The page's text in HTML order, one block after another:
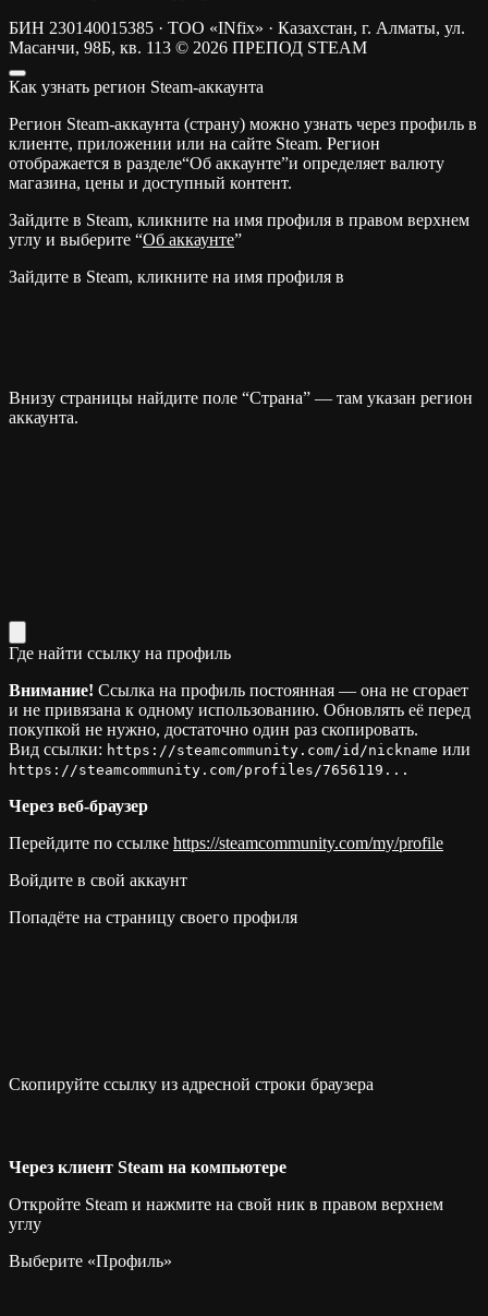
БИН 230140015385 · ТОО «INfix» · Казахстан, г. Алматы, ул.
Масанчи, 98Б, кв. 113 © 2026 ПРЕПОД STEAM
Как узнать регион Steam-аккаунта
Регион Steam-аккаунта (страну) можно узнать через профиль в
клиенте, приложении или на сайте Steam. Регион
отображается в разделе“Об аккаунте”и определяет валюту
магазина, цены и доступный контент.
Зайдите в Steam, кликните на имя профиля в правом верхнем
углу и выберите “Об аккаунте”
Зайдите в Steam, кликните на имя профиля в
Внизу страницы найдите поле “Страна” — там указан регион
аккаунта.
Где найти ссылку на профиль
Внимание! Ссылка на профиль постоянная — она не сгорает
и не привязана к одному использованию. Обновлять её перед
покупкой не нужно, достаточно один раз скопировать.
Вид ссылки: https://steamcommunity.com/id/nickname или
https://steamcommunity.com/profiles/7656119...
Через веб-браузер
Перейдите по ссылке https://steamcommunity.com/my/profile
Войдите в свой аккаунт
Попадёте на страницу своего профиля
Скопируйте ссылку из адресной строки браузера
Через клиент Steam на компьютере
Откройте Steam и нажмите на свой ник в правом верхнем
углу
Выберите «Профиль»